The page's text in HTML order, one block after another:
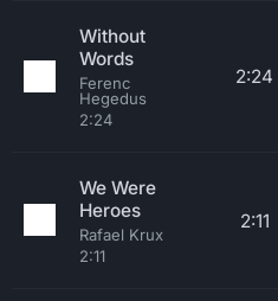
Without
Words
Ferenc
Hegedus
2:24
2:24
We Were
Heroes
Rafael Krux
2:11
2:11